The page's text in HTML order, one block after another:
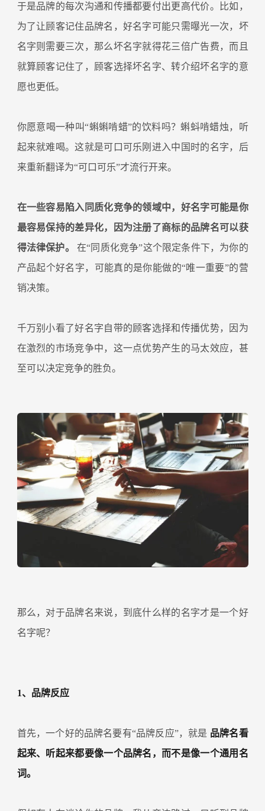
于是品牌的每次沟通和传播都要付出更高代价。比如，
为了让顾客记住品牌名，好名字可能只需曝光一次，坏
名字则需要三次，那么坏名字就得花三倍广告费，而且
就算顾客记住了，顾客选择坏名字、转介绍坏名字的意
愿也更低。
你愿意喝一种叫“蝌蝌啃蜡”的饮料吗？蝌蚪啃蜡烛，听
起来就难喝。这就是可口可乐刚进入中国时的名字，后
来重新翻译为“可口可乐”才流行开来。
在一些容易陷入同质化竞争的领域中，好名字可能是你
最容易保持的差异化，因为注册了商标的品牌名可以获
得法律保护。 在“同质化竞争”这个限定条件下，为你的
产品起个好名字，可能真的是你能做的“唯一重要”的营
销决策。
千万别小看了好名字自带的顾客选择和传播优势，因为
在激烈的市场竞争中，这一点优势产生的马太效应，甚
至可以决定竞争的胜负。
那么，对于品牌名来说，到底什么样的名字才是一个好
名字呢？
1、品牌反应
首先，一个好的品牌名要有“品牌反应”，就是 品牌名看
起来、听起来都要像一个品牌名，而不是像一个通用名
词。